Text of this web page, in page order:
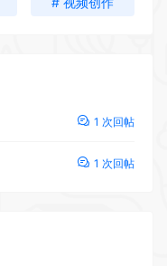
1 次回帖
1 次回帖